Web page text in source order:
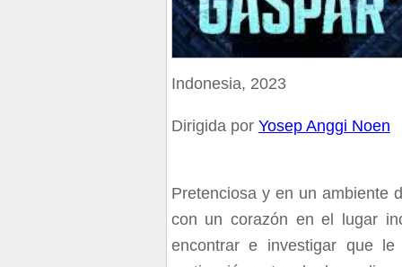
Indonesia, 2023
Dirigida por Yosep Anggi Noen
Pretenciosa y en un ambiente
con un corazón en el lugar
encontrar e investigar que